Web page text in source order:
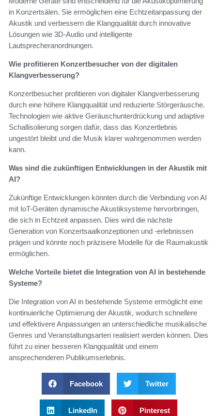
in Konzertsälen. Sie ermöglichen eine Echtzeitanpassung der
Akustik und verbessern die Klangqualität durch innovative
Lösungen wie 3D-Audio und intelligente
Lautsprecheranordnungen.
Wie profitieren Konzertbesucher von der digitalen
Klangverbesserung?
Konzertbesucher profitieren von digitaler Klangverbesserung
durch eine höhere Klangqualität und reduzierte Störgeräusche.
Technologien wie aktive Geräuschunterdrückung und adaptive
Schallisolierung sorgen dafür, dass das Konzertlebnis
ungestört bleibt und die Musik klarer wahrgenommen werden
kann.
Was sind die zukünftigen Entwicklungen in der Akustik mit
AI?
Zukünftige Entwicklungen könnten durch die Verbindung von AI
mit IoT-Geräten dynamische Akustiksysteme hervorbringen,
die sich in Echtzeit anpassen. Dies wird die nächste
Generation von Konzertsaalkonzeptionen und -erlebnissen
prägen und könnte noch präzisere Modelle für die Raumakustik
ermöglichen.
Welche Vorteile bietet die Integration von AI in bestehende
Systeme?
Die Integration von AI in bestehende Systeme ermöglicht eine
kontinuierliche Optimierung der Akustik, wodurch schnellere
und effektivere Anpassungen an unterschiedliche musikalische
Genres und Veranstaltungsarten realisiert werden können. Dies
führt zu einer besseren Klangqualität und einem
ansprechenderen Publikumserlebnis.
Facebook Twitter
LinkedIn Pinterest